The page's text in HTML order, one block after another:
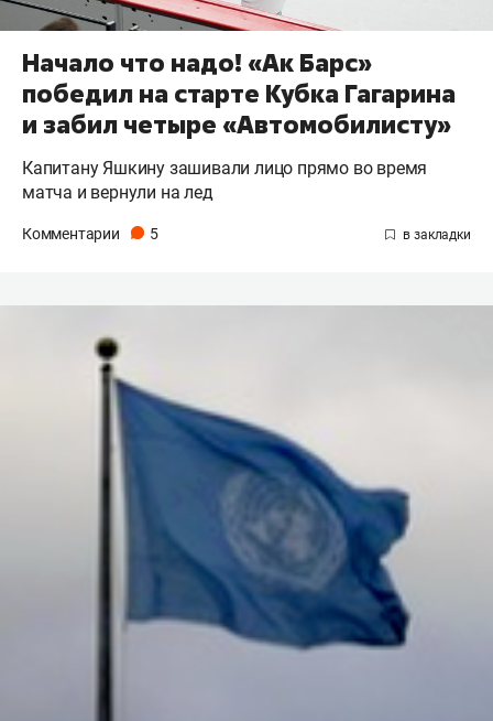
Начало что надо! «Ак Барс»
победил на старте Кубка Гагарина
и забил четыре «Автомобилисту»
Капитану Яшкину зашивали лицо прямо во время
матча и вернули на лед
Комментарии 5